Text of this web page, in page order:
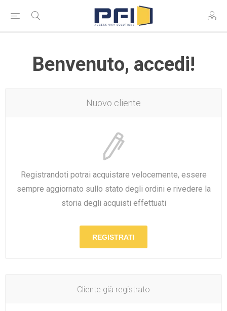
Benvenuto, accedi!
Nuovo cliente
Registrandoti potrai acquistare velocemente, essere
sempre aggiornato sullo stato degli ordini e rivedere la
storia degli acquisti effettuati
REGISTRATI
Cliente già registrato